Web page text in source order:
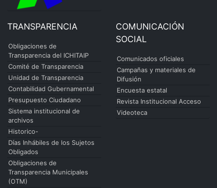
TRANSPARENCIA
Obligaciones de
Transparencia del ICHITAIP
Comité de Transparencia
Unidad de Transparencia
Contabilidad Gubernamental
Presupuesto Ciudadano
Sistema institucional de
archivos
Historico-
Días Inhábiles de los Sujetos
Obligados
Obligaciones de
Transparencia Municipales
(OTM)
COMUNICACIÓN
SOCIAL
Comunicados oficiales
Campañas y materiales de
Difusión
Encuesta estatal
Revista Institucional Acceso
Videoteca